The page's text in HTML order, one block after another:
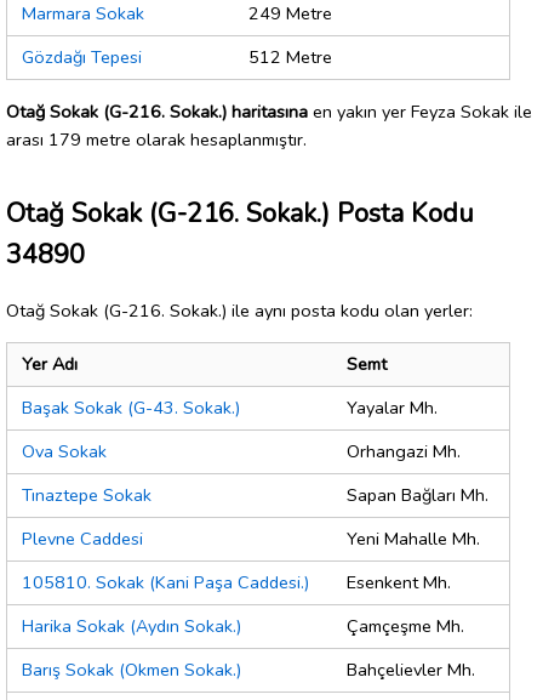
Marmara Sokak
249 Metre
Gözdağı Tepesi
512 Metre
Otağ Sokak (G-216. Sokak.) haritasına en yakın yer Feyza Sokak ile
arası 179 metre olarak hesaplanmıştır.
Otağ Sokak (G-216. Sokak.) Posta Kodu
34890
Otağ Sokak (G-216. Sokak.) ile aynı posta kodu olan yerler:
Yer Adı
Semt
Başak Sokak (G-43. Sokak.)
Yayalar Mh.
Ova Sokak
Orhangazi Mh.
Tınaztepe Sokak
Sapan Bağları Mh.
Plevne Caddesi
Yeni Mahalle Mh.
105810. Sokak (Kani Paşa Caddesi.)
Esenkent Mh.
Harika Sokak (Aydın Sokak.)
Çamçeşme Mh.
Barış Sokak (Okmen Sokak.)
Bahçelievler Mh.